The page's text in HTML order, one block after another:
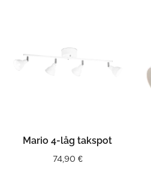
Mario 4-låg takspot
74,90 €